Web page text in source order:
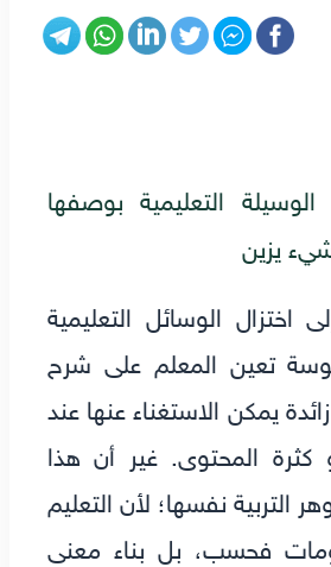
التعليمية بوصفها
يزين
الوسائل التعليمية
تعين المعلم على شرح
يمكن الاستغناء عنها عند
المحتوى. غير أن هذا
التربية نفسها؛ لأن التعليم
فحسب، بل بناء معنى